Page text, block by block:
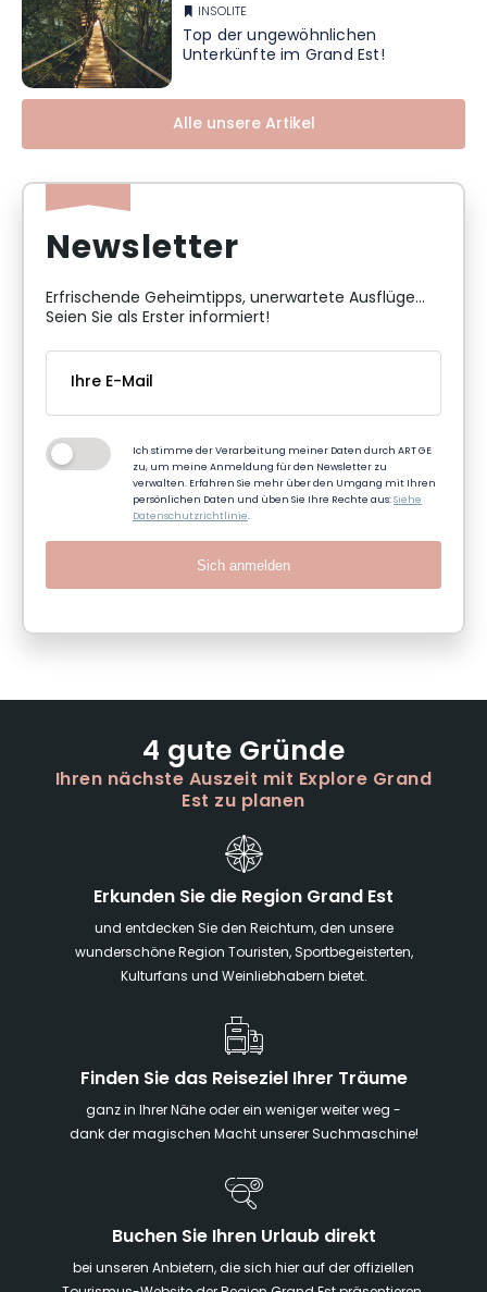
INSOLITE
Top der ungewöhnlichen
Unterkünfte im Grand Est!
Alle unsere Artikel
Newsletter
Erfrischende Geheimtipps, unerwartete Ausflüge...
Seien Sie als Erster informiert!
Ich stimme der Verarbeitung meiner Daten durch ART GE
zu, um meine Anmeldung für den Newsletter zu
verwalten. Erfahren Sie mehr über den Umgang mit Ihren
persönlichen Daten und üben Sie Ihre Rechte aus:Siehe
Datenschutzrichtlinie.
Sich anmelden
4 gute Gründe
Ihren nächste Auszeit mit Explore Grand
Est zu planen
Erkunden Sie die Region Grand Est
und entdecken Sie den Reichtum, den unsere
wunderschöne Region Touristen, Sportbegeisterten,
Kulturfans und Weinliebhabern bietet.
Finden Sie das Reiseziel Ihrer Träume
ganz in Ihrer Nähe oder ein weniger weiter weg -
dank der magischen Macht unserer Suchmaschine!
Buchen Sie Ihren Urlaub direkt
bei unseren Anbietern, die sich hier auf der offiziellen